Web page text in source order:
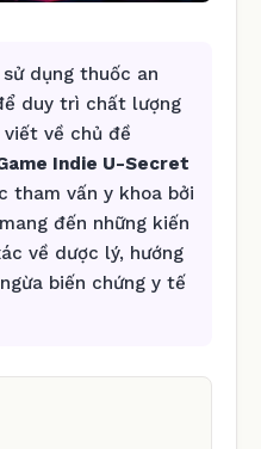
dụng thuốc an
duy trì chất lượng
viết về chủ đề
Indie U-Secret
tham vấn y khoa bởi
đến những kiến
về dược lý, hướng
biến chứng y tế